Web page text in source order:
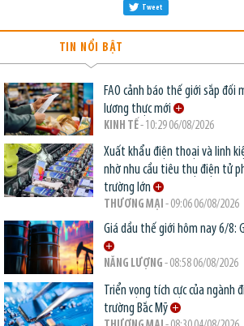
Tweet
TIN NỔI BẬT
FAO cảnh báo thế giới sắp
lương thực mới
KINH TẾ- 10:29 06/08/2026
Xuất khẩu điện thoại và linh
nhờ nhu cầu tiêu thụ điện tử
trường lớn
THƯƠNG MẠI - 09:06 06/08/2026
Giá dầu thế giới hôm nay 6/8:
NĂNG LƯỢNG - 08:58 06/08/2026
Triển vọng tích cực của ngành
trường Bắc Mỹ